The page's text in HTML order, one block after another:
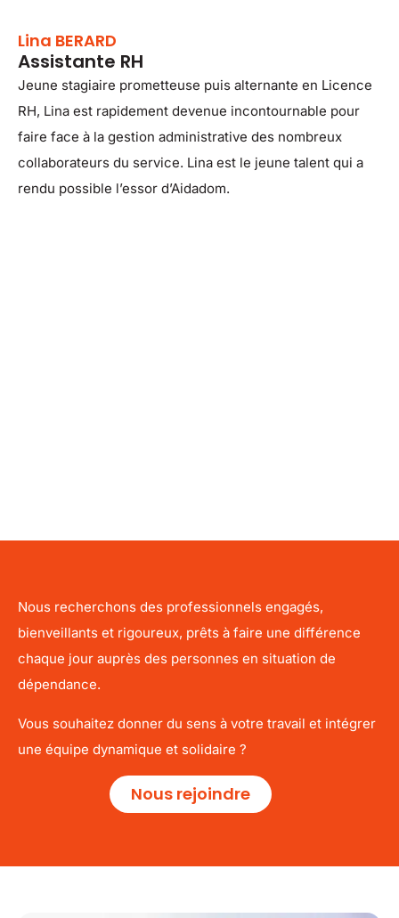
Lina BERARD
Assistante RH
Jeune stagiaire prometteuse puis alternante en Licence
RH, Lina est rapidement devenue incontournable pour
faire face à la gestion administrative des nombreux
collaborateurs du service. Lina est le jeune talent qui a
rendu possible l’essor d’Aidadom.
Nous recherchons des professionnels engagés,
bienveillants et rigoureux, prêts à faire une différence
chaque jour auprès des personnes en situation de
dépendance.
Vous souhaitez donner du sens à votre travail et intégrer
une équipe dynamique et solidaire ?
Nous rejoindre